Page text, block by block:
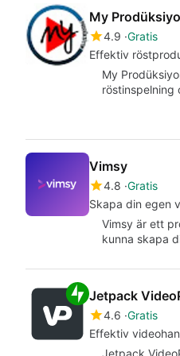
My
4.9 Gratis
Effektiv
My
röstinspelning
Vimsy
4.8 Gratis
Skapa din egen
Vimsy är ett
kunna skapa
Jetpack
4.6 Gratis
Effektiv